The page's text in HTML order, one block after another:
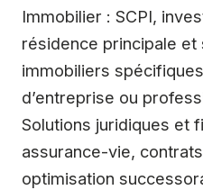
Immobilier : SCPI,
résidence principale
immobiliers
d’entreprise ou
Solutions juridiques et
assurance-vie,
optimisation